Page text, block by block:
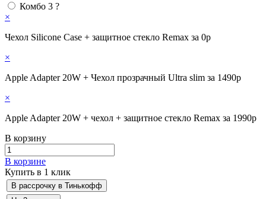
Комбо 3 ?
×
Чехол Silicone Case + защитное стекло Remax за 0р
×
Apple Adapter 20W + Чехол прозрачный Ultra slim за 1490р
×
Apple Adapter 20W + чехол + защитное стекло Remax за 1990р
В корзину
В корзине
Купить в 1 клик